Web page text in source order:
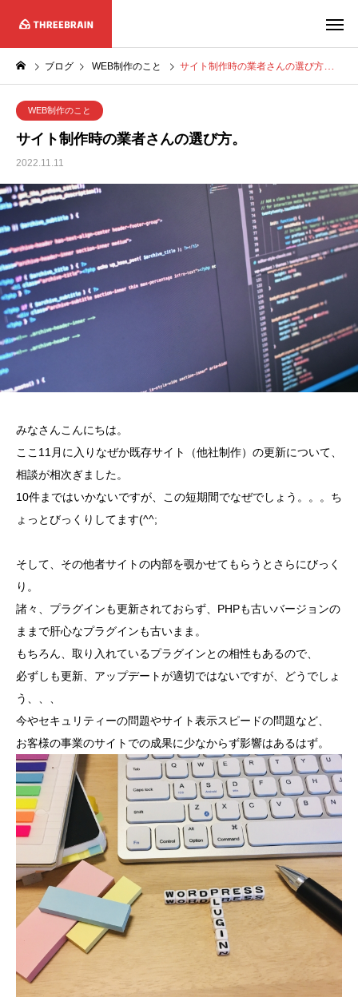
ブログ WEB制作のこと サイト制作時の業者さんの選び方。
WEB制作のこと
サイト制作時の業者さんの選び方。
2022.11.11
みなさんこんにちは。
ここ11月に入りなぜか既存サイト（他社制作）の更新について、
相談が相次ぎました。
10件まではいかないですが、この短期間でなぜでしょう。。。ち
ょっとびっくりしてます(^^;
そして、その他者サイトの内部を覗かせてもらうとさらにびっく
り。
諸々、プラグインも更新されておらず、PHPも古いバージョンの
ままで肝心なプラグインも古いまま。
もちろん、取り入れているプラグインとの相性もあるので、
必ずしも更新、アップデートが適切ではないですが、どうでしょ
う、、、
今やセキュリティーの問題やサイト表示スピードの問題など、
お客様の事業のサイトでの成果に少なからず影響はあるはず。